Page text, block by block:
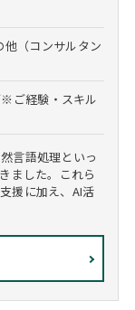
他（コンサルタン
ご経験・スキル
言語処理といっ
ました。これら
援に加え、AI活